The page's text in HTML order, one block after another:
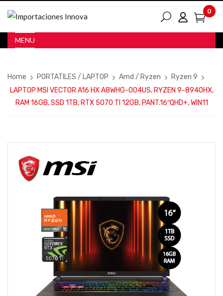
0
MENU
Home PORTATILES / LAPTOP Amd / Ryzen
Ryzen 9
LAPTOP MSI VECTOR A16 HX A8WHG-004US, RYZEN 9-8940HX,
RAM 16GB, SSD 1TB, RTX 5070 TI 12GB, PANT.16″QHD+, WIN11